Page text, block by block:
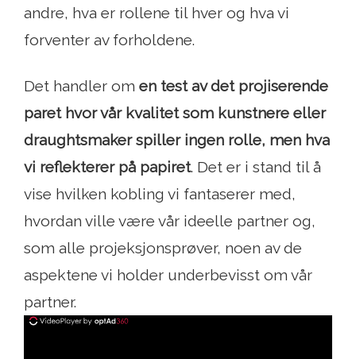
andre, hva er rollene til hver og hva vi
forventer av forholdene.
Det handler om en test av det projiserende
paret hvor vår kvalitet som kunstnere eller
draughtsmaker spiller ingen rolle, men hva
vi reflekterer på papiret. Det er i stand til å
vise hvilken kobling vi fantaserer med,
hvordan ville være vår ideelle partner og,
som alle projeksjonsprøver, noen av de
aspektene vi holder underbevisst om vår
partner.